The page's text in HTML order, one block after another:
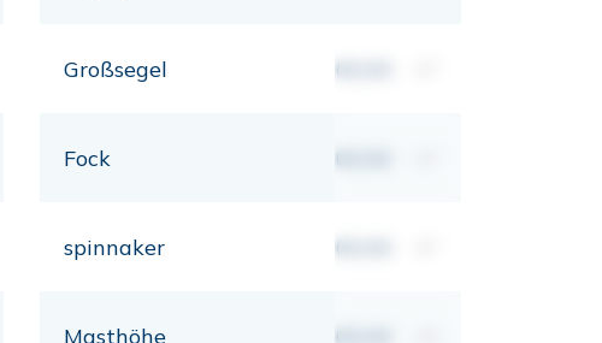
Großsegel 00,00
Fock 00,00
spinnaker 00,00
Masthöhe 00,00